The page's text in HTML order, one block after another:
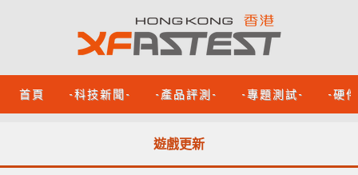
首頁 -科技新聞- -產品評測- -專題測試- -硬
遊戲更新